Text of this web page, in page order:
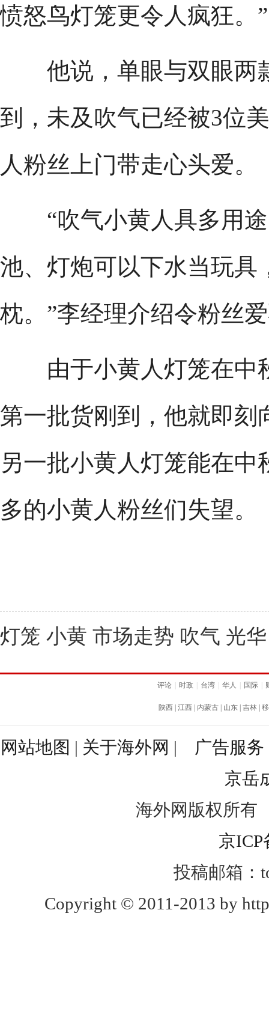
愤怒鸟灯笼更令人疯狂。”
他说，单眼与双眼两
到，未及吹气已经被3位
人粉丝上门带走心头爱。
“吹气小黄人具多用途
池、灯炮可以下水当玩具
枕。”李经理介绍令粉丝
由于小黄人灯笼在中
第一批货刚到，他就即刻
另一批小黄人灯笼能在
多的小黄人粉丝们失望。
灯笼 小黄 市场走势 吹气 光
评论 时政 台湾 华人 国际
陕西 江西 内蒙古 山东 吉林
网站地图 | 关于海外网 | 广告服务
京岳
海外网版权所有
京ICP
投稿邮箱：
Copyright © 2011-2013 by